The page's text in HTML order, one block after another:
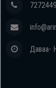
Даваа-